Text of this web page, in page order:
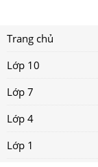
Trang chủ
Lớp 10
Lớp 7
Lớp 4
Lớp 1